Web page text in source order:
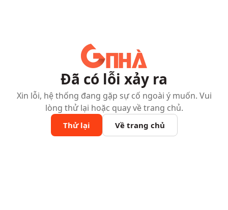
Đã có lỗi xảy ra
Xin lỗi, hệ thống đang gặp sự cố ngoài ý muốn. Vui
lòng thử lại hoặc quay về trang chủ.
Thử lại Về trang chủ